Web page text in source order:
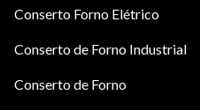
Conserto Forno Elétrico
Conserto de Forno Industrial
Conserto de Forno